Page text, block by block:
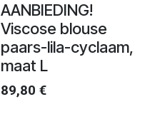
AANBIEDING!
Viscose blouse
paars-lila-cyclaam,
maat L
89,80 €